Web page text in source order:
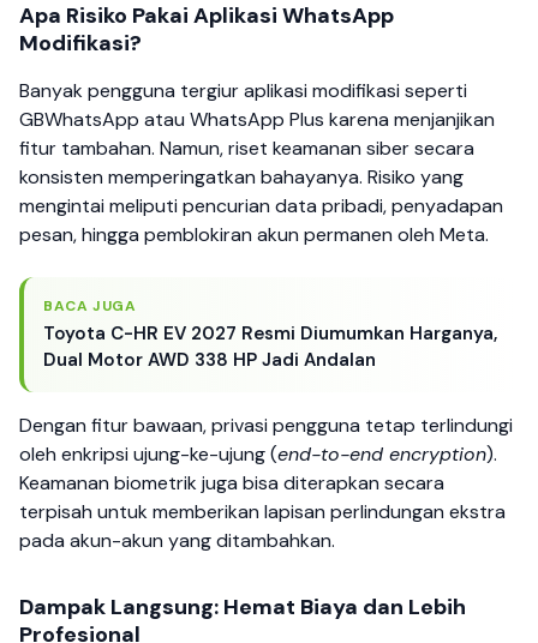
Apa Risiko Pakai Aplikasi WhatsApp
Modifikasi?
Banyak pengguna tergiur aplikasi modifikasi seperti
GBWhatsApp atau WhatsApp Plus karena menjanjikan
fitur tambahan. Namun, riset keamanan siber secara
konsisten memperingatkan bahayanya. Risiko yang
mengintai meliputi pencurian data pribadi, penyadapan
pesan, hingga pemblokiran akun permanen oleh Meta.
BACA JUGA
Toyota C-HR EV 2027 Resmi Diumumkan Harganya,
Dual Motor AWD 338 HP Jadi Andalan
Dengan fitur bawaan, privasi pengguna tetap terlindungi
oleh enkripsi ujung-ke-ujung (end-to-end encryption).
Keamanan biometrik juga bisa diterapkan secara
terpisah untuk memberikan lapisan perlindungan ekstra
pada akun-akun yang ditambahkan.
Dampak Langsung: Hemat Biaya dan Lebih
Profesional